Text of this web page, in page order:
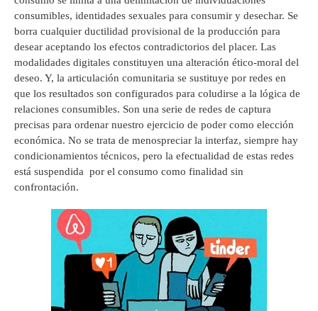
consumibles, identidades sexuales para consumir y desechar. Se
borra cualquier ductilidad provisional de la producción para
desear aceptando los efectos contradictorios del placer. Las
modalidades digitales constituyen una alteración ético-moral del
deseo. Y, la articulación comunitaria se sustituye por redes en
que los resultados son configurados para coludirse a la lógica de
relaciones consumibles. Son una serie de redes de captura
precisas para ordenar nuestro ejercicio de poder como elección
económica. No se trata de menospreciar la interfaz, siempre hay
condicionamientos técnicos, pero la efectualidad de estas redes
está suspendida por el consumo como finalidad sin
confrontación.